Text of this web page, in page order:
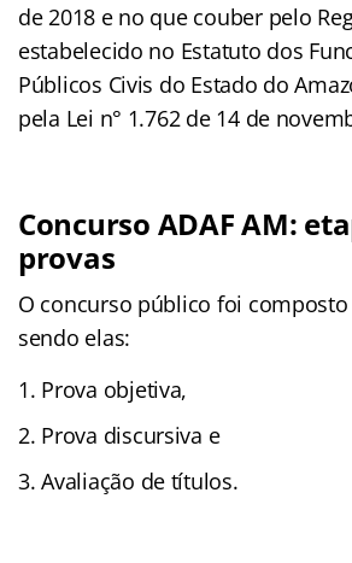
de 2018 e no que couber pelo
estabelecido no Estatuto dos
Públicos Civis do Estado do
pela Lei n° 1.762 de 14 de
Concurso ADAF AM:
provas
O concurso público foi
sendo elas:
Prova objetiva,
Prova discursiva e
Avaliação de títulos.